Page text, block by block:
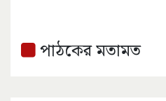
পাঠকের মতামত